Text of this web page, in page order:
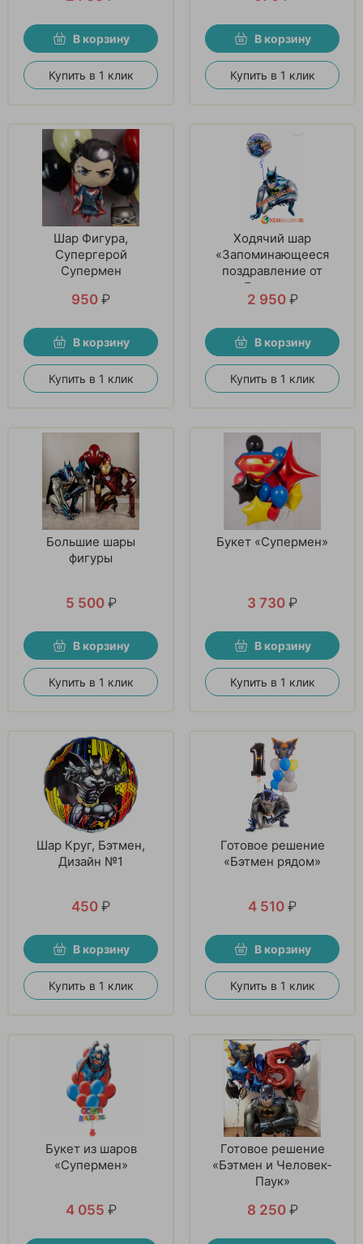
В корзину
Купить в 1 клик
В корзину
Купить в 1 клик
Шар Фигура,
Супергерой
Супермен
950 ₽
В корзину
Купить в 1 клик
Ходячий шар
«Запоминающееся
поздравление от
Бэтмена»
2 950 ₽
В корзину
Купить в 1 клик
Большие шары
фигуры
5 500 ₽
В корзину
Купить в 1 клик
Букет «Супермен»
3 730 ₽
В корзину
Купить в 1 клик
Шар Круг, Бэтмен,
Дизайн №1
450 ₽
В корзину
Купить в 1 клик
Готовое решение
«Бэтмен рядом»
4 510 ₽
В корзину
Купить в 1 клик
Букет из шаров
«Супермен»
4 055 ₽
Готовое решение
«Бэтмен и Человек-
Паук»
8 250 ₽